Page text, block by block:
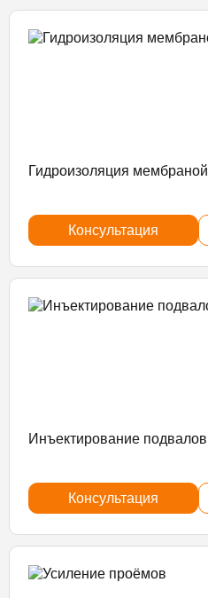
Гидроизоляция мембраной
Консультация
Инъектирование подвалов
Консультация